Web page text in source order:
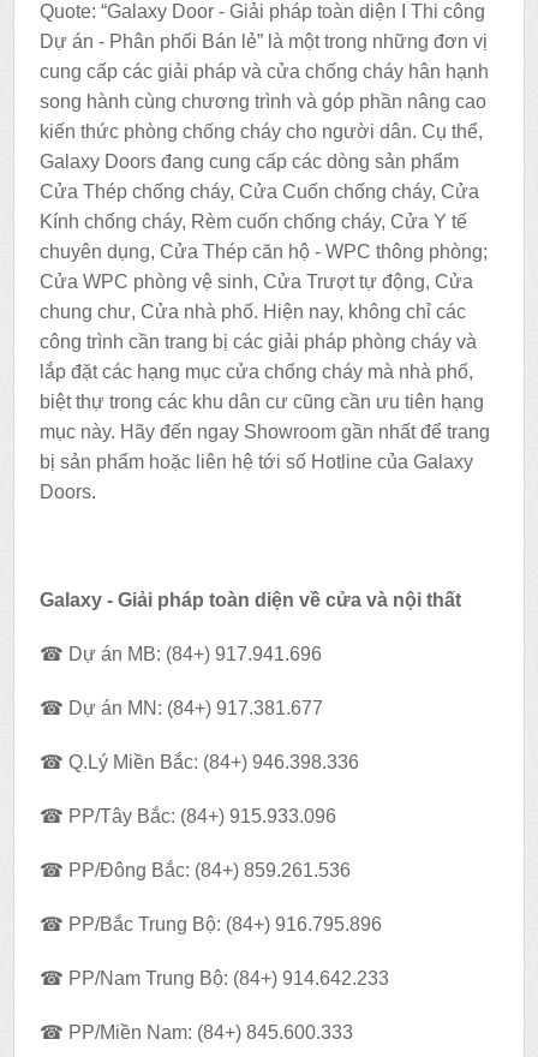
Quote: “Galaxy Door - Giải pháp toàn diện I Thi công
Dự án - Phân phối Bán lẻ” là một trong những đơn vị
cung cấp các giải pháp và cửa chống cháy hân hạnh
song hành cùng chương trình và góp phần nâng cao
kiến thức phòng chống cháy cho người dân. Cụ thể,
Galaxy Doors đang cung cấp các dòng sản phẩm
Cửa Thép chống cháy, Cửa Cuốn chống cháy, Cửa
Kính chống cháy, Rèm cuốn chống cháy, Cửa Y tế
chuyên dụng, Cửa Thép căn hộ - WPC thông phòng;
Cửa WPC phòng vệ sinh, Cửa Trượt tự động, Cửa
chung chư, Cửa nhà phố. Hiện nay, không chỉ các
công trình cần trang bị các giải pháp phòng cháy và
lắp đặt các hạng mục cửa chống cháy mà nhà phố,
biệt thự trong các khu dân cư cũng cần ưu tiên hạng
mục này. Hãy đến ngay Showroom gần nhất để trang
bị sản phẩm hoặc liên hệ tới số Hotline của Galaxy
Doors.
Galaxy - Giải pháp toàn diện về cửa và nội thất
☎ Dự án MB: (84+) 917.941.696
☎ Dự án MN: (84+) 917.381.677
☎ Q.Lý Miền Bắc: (84+) 946.398.336
☎ PP/Tây Bắc: (84+) 915.933.096
☎ PP/Đông Bắc: (84+) 859.261.536
☎ PP/Bắc Trung Bộ: (84+) 916.795.896
☎ PP/Nam Trung Bộ: (84+) 914.642.233
☎ PP/Miền Nam: (84+) 845.600.333